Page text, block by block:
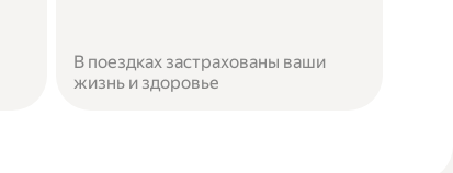
В поездках застрахованы ваши
жизнь и здоровье